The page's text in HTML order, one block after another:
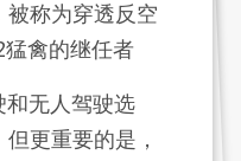
被称为穿透反空
猛禽的继任者
和无人驾驶选
更重要的是，